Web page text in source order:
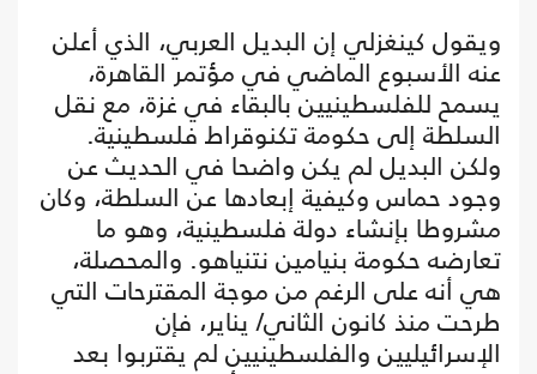
ويقول كينغزلي إن البديل العربي، الذي أعلن
عنه الأسبوع الماضي في مؤتمر القاهرة،
يسمح للفلسطينيين بالبقاء في غزة، مع نقل
السلطة إلى حكومة تكنوقراط فلسطينية.
ولكن البديل لم يكن واضحا في الحديث عن
وجود حماس وكيفية إبعادها عن السلطة، وكان
مشروطا بإنشاء دولة فلسطينية، وهو ما
تعارضه حكومة بنيامين نتنياهو. والمحصلة،
هي أنه على الرغم من موجة المقترحات التي
طرحت منذ كانون الثاني/ يناير، فإن
الإسرائيليين والفلسطينيين لم يقتربوا بعد